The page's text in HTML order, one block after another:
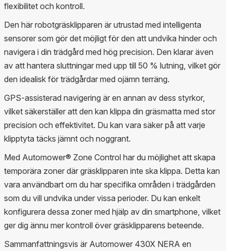
flexibilitet och kontroll.
Den här robotgräsklipparen är utrustad med intelligenta
sensorer som gör det möjligt för den att undvika hinder och
navigera i din trädgård med hög precision. Den klarar även
av att hantera sluttningar med upp till 50 % lutning, vilket gör
den idealisk för trädgårdar med ojämn terräng.
GPS-assisterad navigering är en annan av dess styrkor,
vilket säkerställer att den kan klippa din gräsmatta med stor
precision och effektivitet. Du kan vara säker på att varje
klipptyta täcks jämnt och noggrant.
Med Automower® Zone Control har du möjlighet att skapa
temporära zoner där gräsklipparen inte ska klippa. Detta kan
vara användbart om du har specifika områden i trädgården
som du vill undvika under vissa perioder. Du kan enkelt
konfigurera dessa zoner med hjälp av din smartphone, vilket
ger dig ännu mer kontroll över gräsklipparens beteende.
Sammanfattningsvis är Automower 430X NERA en